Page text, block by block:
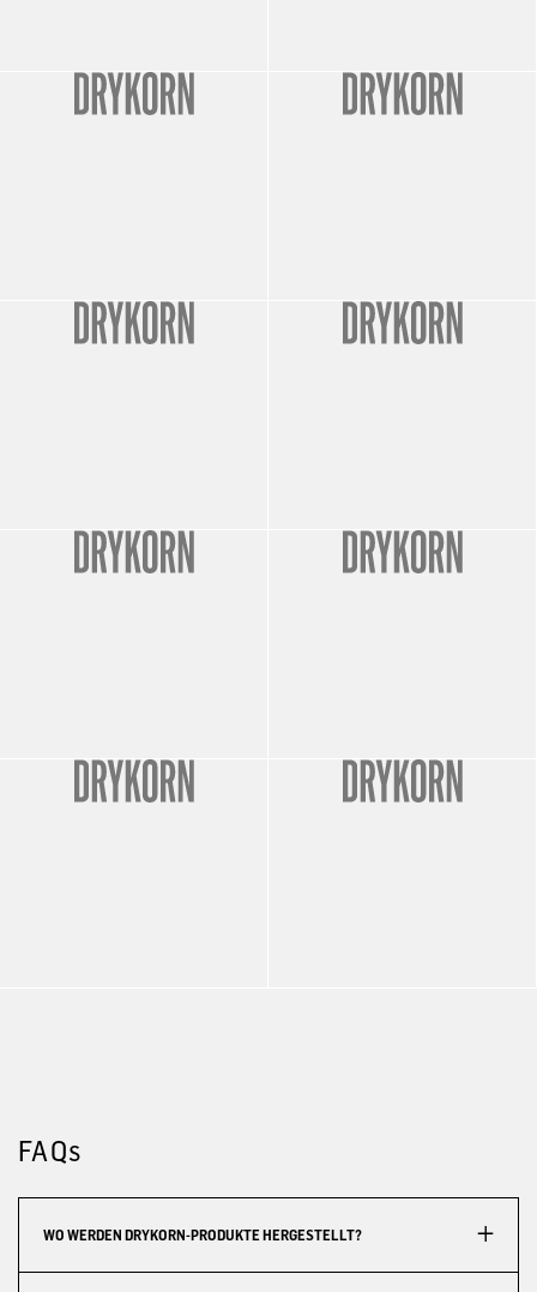
FAQs
WO WERDEN DRYKORN-PRODUKTE HERGESTELLT?